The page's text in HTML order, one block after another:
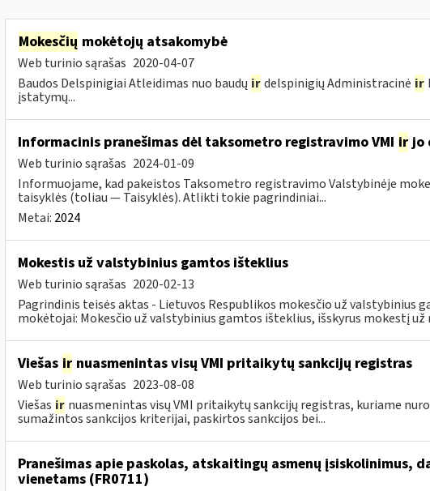
Mokesčių mokėtojų atsakomybė
Web turinio sąrašas 2020-04-07
Baudos Delspinigiai Atleidimas nuo baudų ir delspinigių Administracinė ir
įstatymų...
Informacinis pranešimas dėl taksometro registravimo VMI irjo
Web turinio sąrašas 2024-01-09
Informuojame, kad pakeistos Taksometro registravimo Valstybinėje
taisyklės (toliau — Taisyklės). Atlikti tokie pagrindiniai...
Metai: 2024
Mokestis už valstybinius gamtos išteklius
Web turinio sąrašas 2020-02-13
Pagrindinis teisės aktas - Lietuvos Respublikos mokesčio už valstybinius
mokėtojai: Mokesčio už valstybinius gamtos išteklius, išskyrus mokestį už
Viešas irnuasmenintas visų VMI pritaikytų sankcijų registras
Web turinio sąrašas 2023-08-08
Viešas ir nuasmenintas visų VMI pritaikytų sankcijų registras, kuriame
sumažintos sankcijos kriterijai, paskirtos sankcijos bei...
Pranešimas apie paskolas, atskaitingų asmenų įsiskolinimus,
vienetams (FR0711)